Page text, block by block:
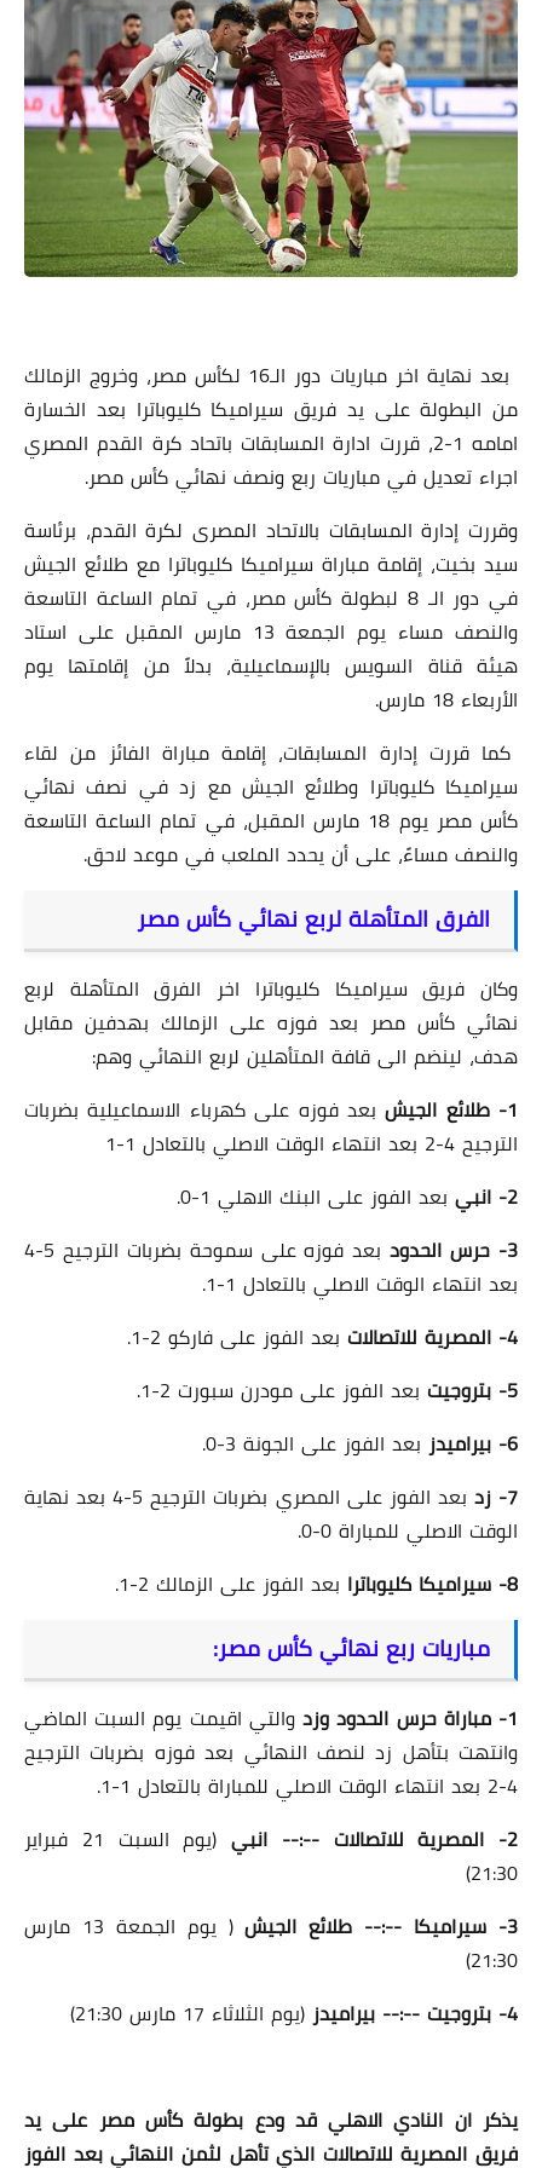
بعد نهاية اخر مباريات دور الـ16 لكأس مصر، وخروج الزمالك
من البطولة على يد فريق سيراميكا كليوباترا بعد الخسارة
امامه 1-2، قررت ادارة المسابقات باتحاد كرة القدم المصري
اجراء تعديل في مباريات ربع ونصف نهائي كأس مصر.
وقررت إدارة المسابقات بالاتحاد المصرى لكرة القدم، برئاسة
سيد بخيت، إقامة مباراة سيراميكا كليوباترا مع طلائع الجيش
في دور الـ 8 لبطولة كأس مصر، في تمام الساعة التاسعة
والنصف مساء يوم الجمعة 13 مارس المقبل على استاد
هيئة قناة السويس بالإسماعيلية، بدلاً من إقامتها يوم
الأربعاء 18 مارس.
كما قررت إدارة المسابقات، إقامة مباراة الفائز من لقاء
سيراميكا كليوباترا وطلائع الجيش مع زد في نصف نهائي
كأس مصر يوم 18 مارس المقبل، في تمام الساعة التاسعة
والنصف مساءً، على أن يحدد الملعب في موعد لاحق.
الفرق المتأهلة لربع نهائي كأس مصر
وكان فريق سيراميكا كليوباترا اخر الفرق المتأهلة لربع
نهائي كأس مصر بعد فوزه على الزمالك بهدفين مقابل
هدف، لينضم الى قافة المتأهلين لربع النهائي وهم:
1- طلائع الجيش
بعد فوزه على كهرباء الاسماعيلية بضربات
الترجيح 4-2 بعد انتهاء الوقت الاصلي بالتعادل 1-1
2- انبي
بعد الفوز على البنك الاهلي 1-0.
3- حرس الحدود
بعد فوزه على سموحة بضربات الترجيح 5-4
بعد انتهاء الوقت الاصلي بالتعادل 1-1.
4- المصرية للاتصالات
بعد الفوز على فاركو 2-1.
5- بتروجيت
بعد الفوز على مودرن سبورت 2-1.
6- بيراميدز
بعد الفوز على الجونة 3-0.
7- زد
بعد الفوز على المصري بضربات الترجيح 5-4 بعد نهاية
الوقت الاصلي للمباراة 0-0.
8- سيراميكا كليوباترا
بعد الفوز على الزمالك 2-1.
مباريات ربع نهائي كأس مصر:
1- مباراة حرس الحدود وزد
والتي اقيمت يوم السبت الماضي
وانتهت بتأهل زد لنصف النهائي بعد فوزه بضربات الترجيح
4-2 بعد انتهاء الوقت الاصلي للمباراة بالتعادل 1-1.
2- المصرية للاتصالات --:-- انبي
(يوم السبت 21 فبراير
21:30)
3- سيراميكا --:-- طلائع الجيش
( يوم الجمعة 13 مارس
21:30)
4- بتروجيت --:-- بيراميدز
(يوم الثلاثاء 17 مارس 21:30)
يذكر ان النادي الاهلي قد ودع بطولة كأس مصر على يد
فريق المصرية للاتصالات الذي تأهل لثمن النهائي بعد الفوز